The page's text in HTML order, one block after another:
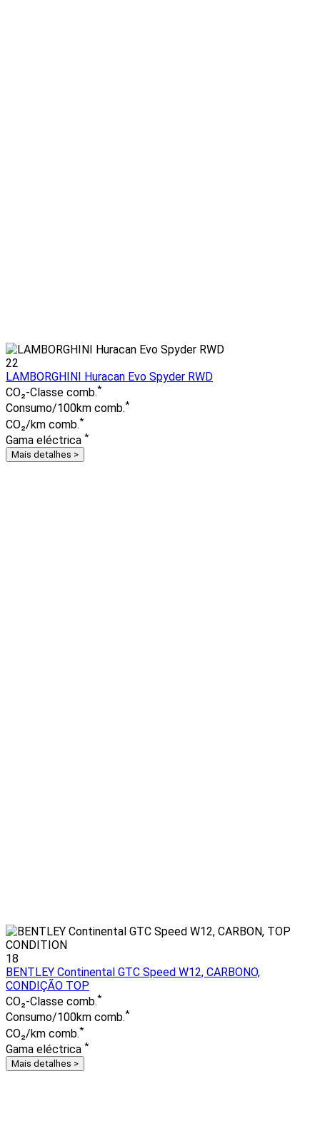
22
LAMBORGHINI Huracan Evo Spyder RWD
CO₂-Classe comb.*
Consumo/100km comb.*
CO₂/km comb.*
Gama eléctrica *
Mais detalhes >
18
BENTLEY Continental GTC Speed W12, CARBONO,
CONDIÇÃO TOP
CO₂-Classe comb.*
Consumo/100km comb.*
CO₂/km comb.*
Gama eléctrica *
Mais detalhes >